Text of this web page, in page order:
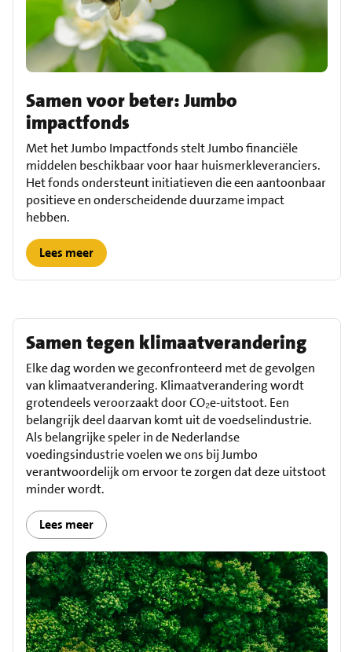
Samen voor beter: Jumbo
impactfonds
Met het Jumbo Impactfonds stelt Jumbo financiële
middelen beschikbaar voor haar huismerkleveranciers.
Het fonds ondersteunt initiatieven die een aantoonbaar
positieve en onderscheidende duurzame impact
hebben.
Lees meer
Samen tegen klimaatverandering
Elke dag worden we geconfronteerd met de gevolgen
van klimaatverandering. Klimaatverandering wordt
grotendeels veroorzaakt door CO₂e-uitstoot. Een
belangrijk deel daarvan komt uit de voedselindustrie.
Als belangrijke speler in de Nederlandse
voedingsindustrie voelen we ons bij Jumbo
verantwoordelijk om ervoor te zorgen dat deze uitstoot
minder wordt.
Lees meer